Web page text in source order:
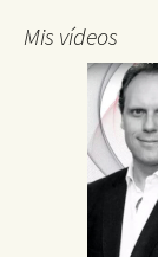
Mis vídeos